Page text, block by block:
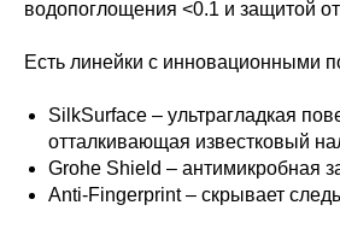
водопоглощения <0.1 и защитой от
Есть линейки с инновационными
SilkSurface – ультрагладкая
отталкивающая известковый
Grohe Shield – антимикробная
Anti-Fingerprint – скрывает